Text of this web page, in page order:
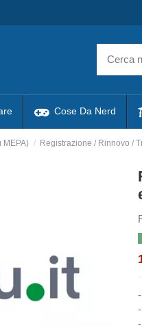
Cose Da Nerd
MEPA) Registrazione / Rinnovo /